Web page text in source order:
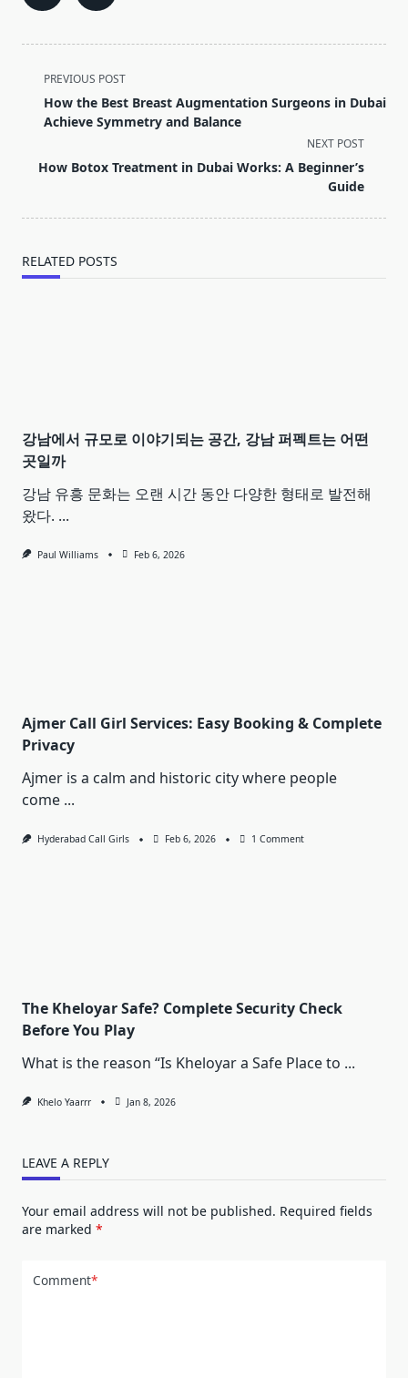
<span
class="nav-
subtitle
reader-
PREVIOUS POST
How the Best Breast Augmentation Surgeons in Dubai
Achieve Symmetry and Balance
NEXT POST
How Botox Treatment in Dubai Works: A Beginner’s
Guide
RELATED POSTS
강남에서 규모로 이야기되는 공간, 강남 퍼펙트는 어떤
곳일까
강남 유흥 문화는 오랜 시간 동안 다양한 형태로 발전해
왔다. ...
Paul Williams Feb 6, 2026
Ajmer Call Girl Services: Easy Booking & Complete
Privacy
Ajmer is a calm and historic city where people
come ...
Hyderabad Call Girls Feb 6, 2026 1 CommentOn
The Kheloyar Safe? Complete Security Check
Before You Play
What is the reason “Is Kheloyar a Safe Place to ...
Khelo Yaarrr Jan 8, 2026
LEAVE A REPLY
Your email address will not be published. Required fields
are marked *
Comment*